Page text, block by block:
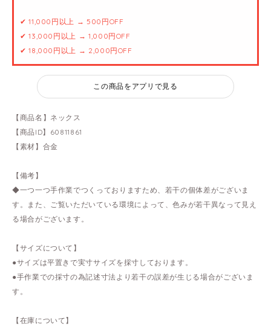
✔ 11,000円以上 → 500円OFF
✔ 13,000円以上 → 1,000円OFF
✔ 18,000円以上 → 2,000円OFF
この商品をアプリで見る
【商品名】ネックス
【商品ID】60811861
【素材】合金
【備考】
◆一つ一つ手作業でつくっておりますため、若干の個体差がございま
す。また、ご覧いただいている環境によって、色みが若干異なって見え
る場合がございます。
【サイズについて】
●サイズは平置きで実寸サイズを採寸しております。
●手作業での採寸の為記述寸法より若干の誤差が生じる場合がございま
す。
【在庫について】